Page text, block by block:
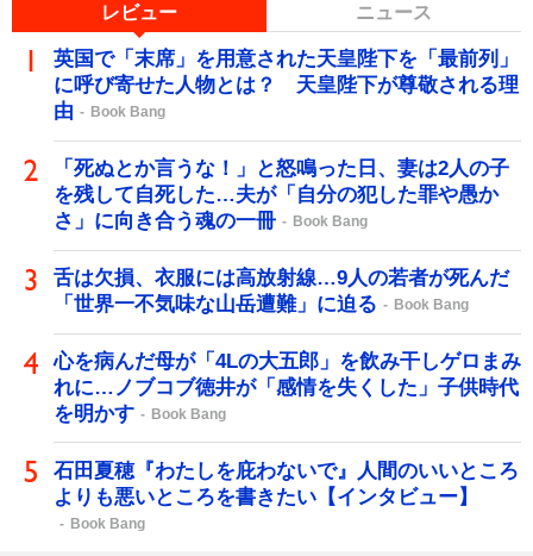
レビュー ニュース
英国で「末席」を用意された天皇陛下を「最前列」
に呼び寄せた人物とは？ 天皇陛下が尊敬される理
由
Book Bang
「死ぬとか言うな！」と怒鳴った日、妻は2人の子
を残して自死した…夫が「自分の犯した罪や愚か
さ」に向き合う魂の一冊
Book Bang
舌は欠損、衣服には高放射線…9人の若者が死んだ
「世界一不気味な山岳遭難」に迫る
Book Bang
心を病んだ母が「4Lの大五郎」を飲み干しゲロまみ
れに…ノブコブ徳井が「感情を失くした」子供時代
を明かす
Book Bang
石田夏穂『わたしを庇わないで』人間のいいところ
よりも悪いところを書きたい【インタビュー】
Book Bang